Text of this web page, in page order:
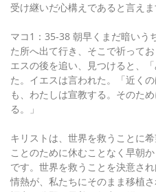
受け継いだ心構えであると言えま
マコ1：35-38 朝早くまだ暗いう
た所へ出て行き、そこで祈って
エスの後を追い、見つけると、
た。イエスは言われた。「近く
も、わたしは宣教する。そのた
る。」
キリストは、世界を救うことに
ことのために休むことなく早朝
です。世界を救うことを決意さ
情熱が、私たちにそのまま移植